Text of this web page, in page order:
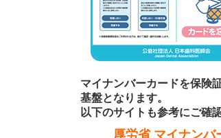
マイナンバーカードを保険
基盤となります。
以下のサイトも参考にご確
厚労省 マイナン